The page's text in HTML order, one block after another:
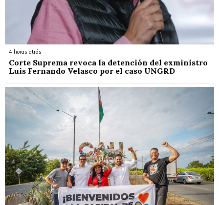
4 horas atrás
Corte Suprema revoca la detención del exministro
Luis Fernando Velasco por el caso UNGRD